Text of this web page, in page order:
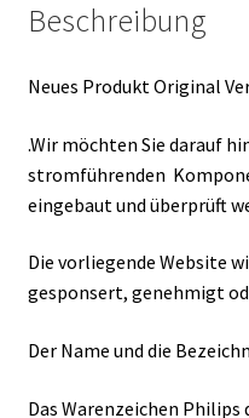
Beschreibung
Neues Produkt Original
.Wir möchten Sie darauf
stromführenden
eingebaut und überprüft
Die vorliegende Website
gesponsert, genehmigt
Der Name und die
Das Warenzeichen